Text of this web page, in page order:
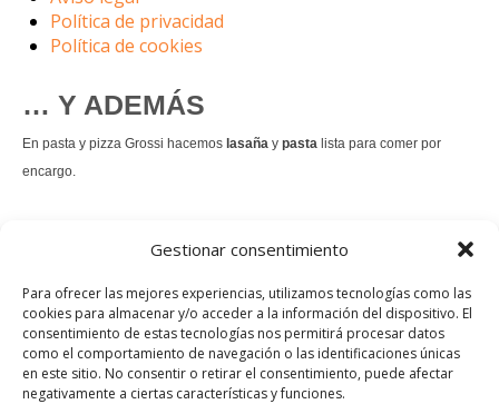
Gestionar consentimiento
Para ofrecer las mejores experiencias, utilizamos tecnologías como las
cookies para almacenar y/o acceder a la información del dispositivo. El
consentimiento de estas tecnologías nos permitirá procesar datos
como el comportamiento de navegación o las identificaciones únicas
en este sitio. No consentir o retirar el consentimiento, puede afectar
negativamente a ciertas características y funciones.
Política de privacidad
Política de cookies
… Y ADEMÁS
En pasta y pizza Grossi hacemos lasaña y pasta lista para comer por
encargo.
es un permanente.
Pedir comida Just eat
Instagram
Facebook
TikTok